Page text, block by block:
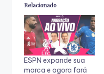
Relacionado
ESPN expande sua
marca e agora fará